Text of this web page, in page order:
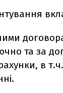
та за
в